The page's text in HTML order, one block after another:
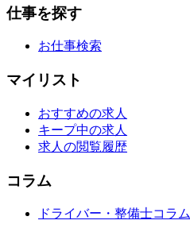
仕事を探す
お仕事検索
マイリスト
おすすめの求人
キープ中の求人
求人の閲覧履歴
コラム
ドライバー・整備士コラム